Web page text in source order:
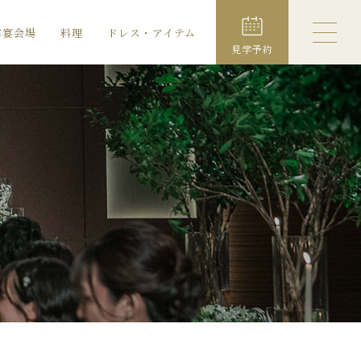
会場 料理 ドレス・アイテム
見学予約